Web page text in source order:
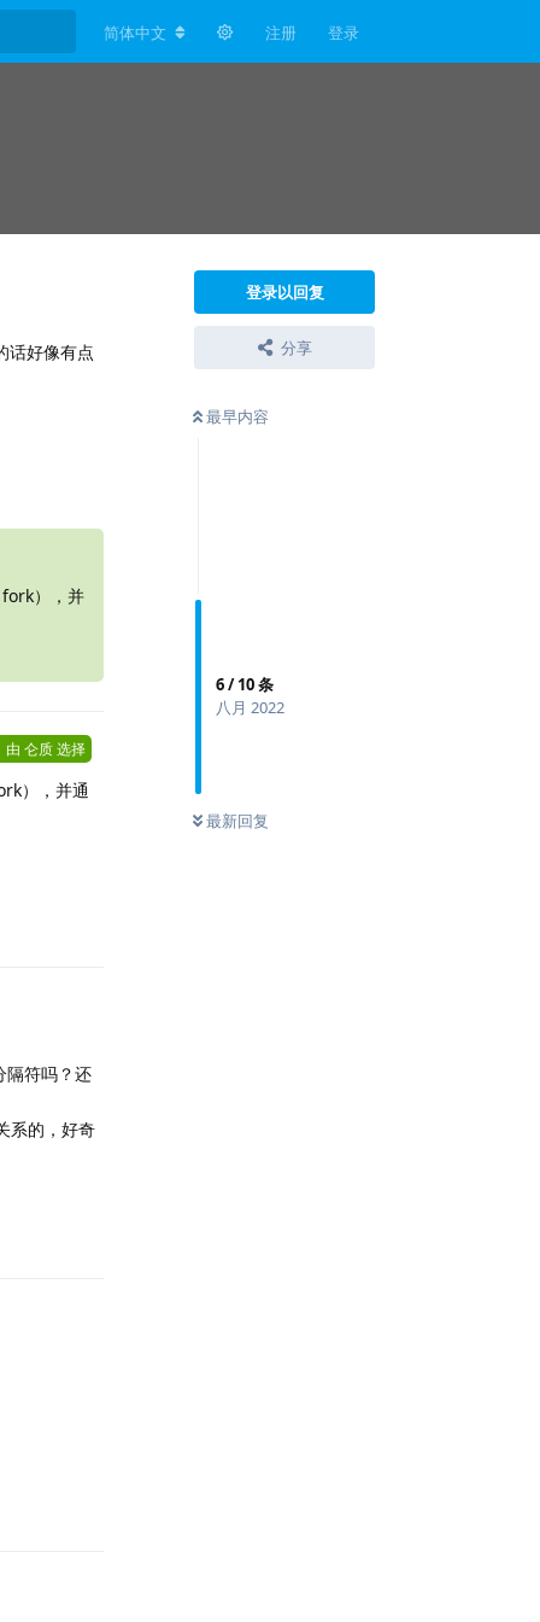
简体中文 注册 登录
登录以回复
分享
最早内容
6/10条
八月 2022
最新回复
话好像有点
），并
由 仑质选择
），并通
隔符吗？还
系的，好奇